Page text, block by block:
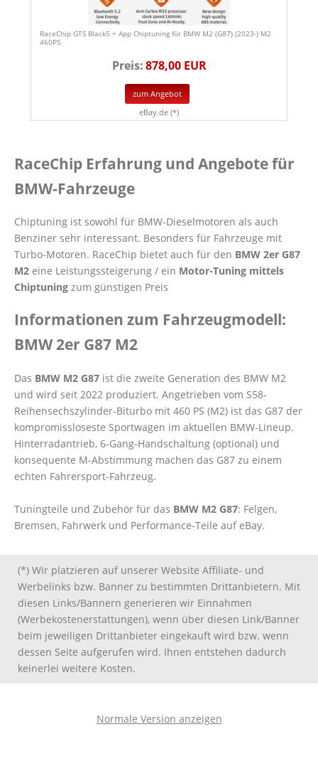
RaceChip GTS Black5 + App Chiptuning für BMW M2 (G87) (2023-) M2
460PS
Preis:878,00 EUR
zum Angebot
eBay.de (*)
RaceChip Erfahrung und Angebote für
BMW-Fahrzeuge
Chiptuning ist sowohl für BMW-Dieselmotoren als auch
Benziner sehr interessant. Besonders für Fahrzeuge mit
Turbo-Motoren. RaceChip bietet auch für den BMW 2er G87
M2 eine Leistungssteigerung / ein Motor-Tuning mittels
Chiptuning zum günstigen Preis
Informationen zum Fahrzeugmodell:
BMW 2er G87 M2
Das BMW M2 G87 ist die zweite Generation des BMW M2
und wird seit 2022 produziert. Angetrieben vom S58-
Reihensechszylinder-Biturbo mit 460 PS (M2) ist das G87 der
kompromissloseste Sportwagen im aktuellen BMW-Lineup.
Hinterradantrieb, 6-Gang-Handschaltung (optional) und
konsequente M-Abstimmung machen das G87 zu einem
echten Fahrersport-Fahrzeug.
Tuningteile und Zubehör für das BMW M2 G87: Felgen,
Bremsen, Fahrwerk und Performance-Teile auf eBay.
(*) Wir platzieren auf unserer Website Affiliate- und
Werbelinks bzw. Banner zu bestimmten Drittanbietern. Mit
diesen Links/Bannern generieren wir Einnahmen
(Werbekostenerstattungen), wenn über diesen Link/Banner
beim jeweiligen Drittanbieter eingekauft wird bzw. wenn
dessen Seite aufgerufen wird. Ihnen entstehen dadurch
keinerlei weitere Kosten.
Normale Version anzeigen